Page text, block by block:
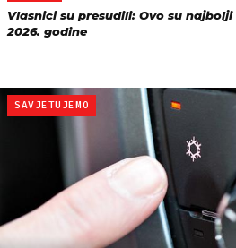
Vlasnici su presudili: Ovo su
2026. godine
SAVJETUJEMO